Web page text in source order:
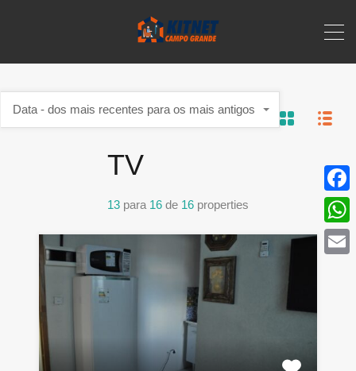
TV
13 para 16 de 16 properties
Data - dos mais recentes para os mais antigos